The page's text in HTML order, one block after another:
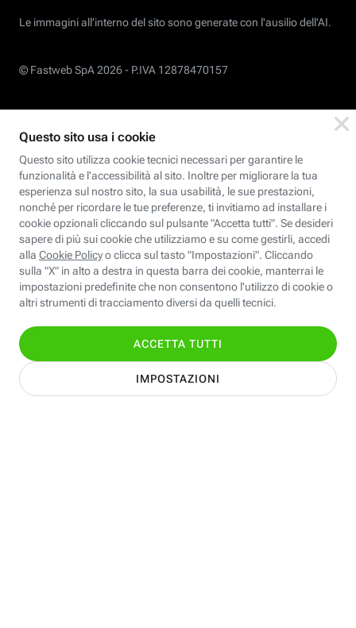
Le immagini all’interno del sito sono generate con l'ausilio dell'AI.
© Fastweb SpA 2026 - P.IVA 12878470157